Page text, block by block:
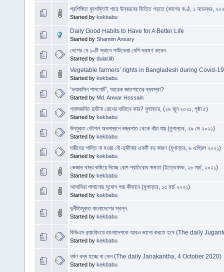
প্রশিক্ষিত যুবশক্তিই পারে উন্নয়নের ভিত্তি গড়তে (কালের কণ্ঠ, ১ নভেম্বর,
Started by kekbabu
Daily Good Habits to Have for A Better Life
Started by Shamim Ansary
দেশের যে ১০টি স্থানে পর্যটকেরা বেশি ভ্রমণ করেন
Started by dulal.lib
Vegetable farmers’ rights in Bangladesh during Covid-
Started by kekbabu
‘ভ্যাকসিন পাসপোর্ট’, আরেক জাতপাতের ব্যবস্থা?
Started by Md. Anwar Hossain
গ্যাসজনিত দুর্ঘটনা রোধের দায়িত্ব কার? যুগান্তর, (২৯ জুন ২০২১, পৃষ্ঠা ৫)
Started by kekbabu
উপযুক্ত কৌশল অবলম্বনে বজ্রপাত থেকে বাঁচা যায় (যুগান্তর, ২৯ মে ২০২১)
Started by kekbabu
দায়ীদের শাস্তি না হওয়া নৌ-দুর্ঘটনার একটি বড় কারণ (যুগান্তর, ৬ এপ্রিল ২০২১)
Started by kekbabu
ভেজাল খাদ্য কমিয়ে দিচ্ছে রোগ প্রতিরোধ ক্ষমতা (ইত্তেফাক, ২৮ মার্চ, ২০২১)
Started by kekbabu
আসামিরা পালানোর সুযোগ পায় কীভাবে (যুগান্তর, ১৩ মার্চ ২০২১)
Started by kekbabu
দুর্নীতিমুক্ত বাংলাদেশের স্বপ্ন
Started by kekbabu
কিউএস র‌্যাংকিংয়ে বাংলাদেশকে আরও ভালো করতে হবে (The daily
Started by kekbabu
ধর্ষণ বন্ধ হচ্ছে না কেন (The daily Janakantha, 4 October 2020)
Started by kekbabu